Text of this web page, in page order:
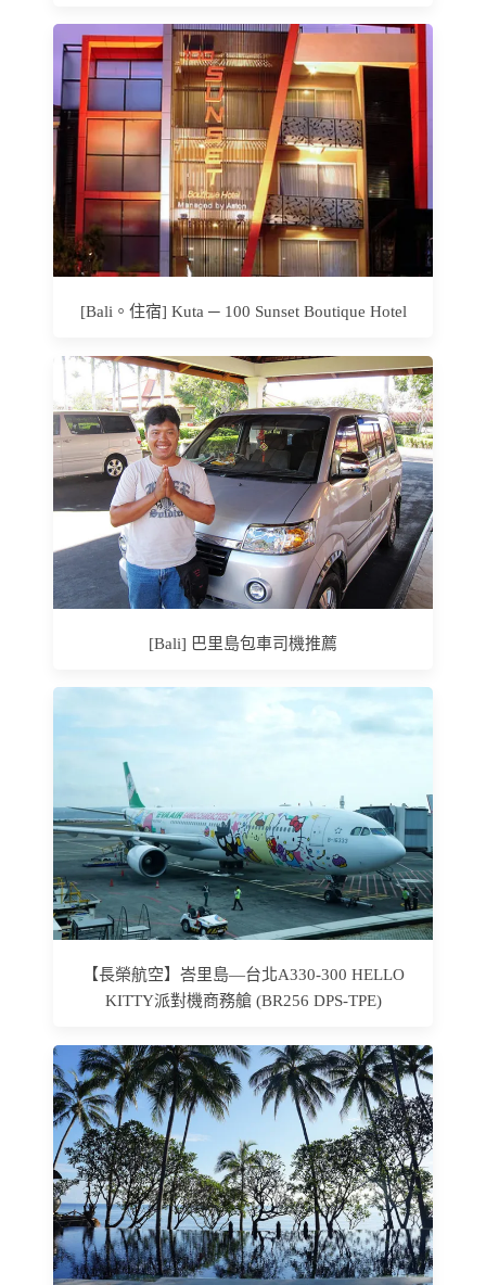
[Bali。住宿] Kuta ─ 100 Sunset Boutique Hotel
[Bali] 巴里島包車司機推薦
【長榮航空】峇里島—台北A330-300 HELLO
KITTY派對機商務艙 (BR256 DPS-TPE)